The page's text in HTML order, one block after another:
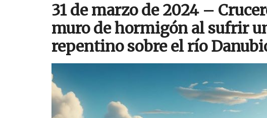
31 de marzo de 2024 –
muro de hormigón al sufrir
repentino sobre el río